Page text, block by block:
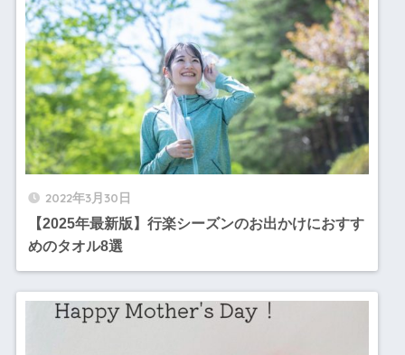
2022年3月30日
【2025年最新版】行楽シーズンのお出かけにおすす
めのタオル8選